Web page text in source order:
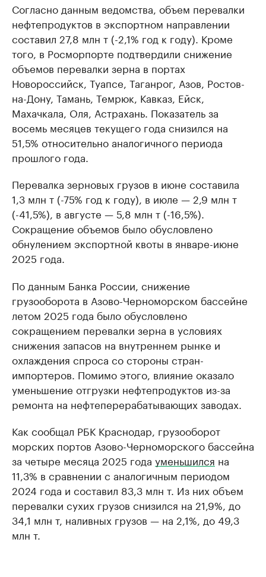
Согласно данным ведомства, объем перевалки
нефтепродуктов в экспортном направлении
составил 27,8 млн т (-2,1% год к году). Кроме
того, в Росморпорте подтвердили снижение
объемов перевалки зерна в портах
Новороссийск, Туапсе, Таганрог, Азов, Ростов-
на-Дону, Тамань, Темрюк, Кавказ, Ейск,
Махачкала, Оля, Астрахань. Показатель за
восемь месяцев текущего года снизился на
51,5% относительно аналогичного периода
прошлого года.
Перевалка зерновых грузов в июне составила
1,3 млн т (-75% год к году), в июле — 2,9 млн т
(-41,5%), в августе — 5,8 млн т (-16,5%).
Сокращение объемов было обусловлено
обнулением экспортной квоты в январе-июне
2025 года.
По данным Банка России, снижение
грузооборота в Азово-Черноморском бассейне
летом 2025 года было обусловлено
сокращением перевалки зерна в условиях
снижения запасов на внутреннем рынке и
охлаждения спроса со стороны стран-
импортеров. Помимо этого, влияние оказало
уменьшение отгрузки нефтепродуктов из-за
ремонта на нефтеперерабатывающих заводах.
Как сообщал РБК Краснодар, грузооборот
морских портов Азово-Черноморского бассейна
за четыре месяца 2025 года уменьшился на
11,3% в сравнении с аналогичным периодом
2024 года и составил 83,3 млн т. Из них объем
перевалки сухих грузов снизился на 21,9%, до
34,1 млн т, наливных грузов — на 2,1%, до 49,3
млн т.